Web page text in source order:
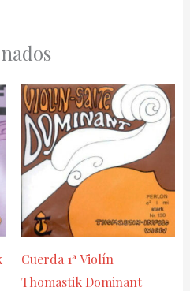
Cuerda 1ª Violín
Thomastik Dominant